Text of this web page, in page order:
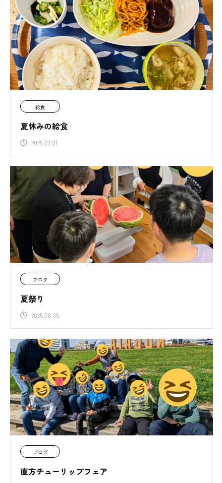
給食
夏休みの給食
2025.09.01
ブログ
夏祭り
2025.08.05
ブログ
直方チューリップフェア